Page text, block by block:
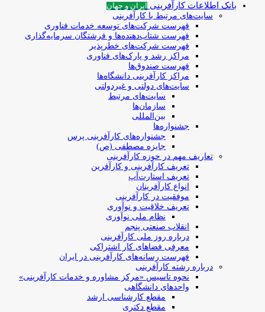
بانک اطلاعات کارآفرینی
ایران و جهان
سایت‌های مرتبط با کارآفرینی
فهرست شرکت‌های‌‌ توسعه‌ خدمات فناوری
فهرست شتاب‌دهنده‌ها‌ و فرشتگان‌ سرمایه‌گذاری
فهرست شرکت‌های خطرپذیر
مراکز رشد و پارک‌های فناوری
فهرست صندوق‌ها
مراکز کارآفرینی دانشگاه‌ها
سایت‌های دولتی و غیردولتی
سایت‌های مرتبط
سازمان‌ها
بین‌المللی
جشنواره‌ها
جشنواره‌های کارآفرینی‌ پرس
جایزه مصطفی (ص)
تعاریف مهم در حوزه کارآفرینی
تعریف کارآفرینی و کارآفرین
تعریف استارت‌آپ
انواع کارآفرینان
موفقیت در کارآفرینی
تعریف خلاقیت و نوآوری
نظام ملی نوآوری
انقلاب صنعتی پنجم
درباره روز ملی کارآفرینی
معرفی فضاهای کار اشتراکی
فهرست رسانه‌های کارآفرینی در ایران
درباره رشته کارآفرینی
نحوه تاسیس «مرکز مشاوره و خدمات کارآفرینی»
واحدهای دانشگاهی
مقطع کارشناسی ارشد
مقطع دکتری